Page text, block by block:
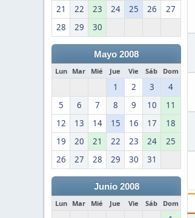
21
22 23 24 25 26
27
28
29 30
Mayo 2008
Lun Mar Mié Jue Vie Sáb Dom
1 2 3
4
5
6 7 8 9 10
11
12
13 14 15 16 17
18
19
20 21 22 23 24
25
26
27 28 29 30 31
Junio 2008
Lun Mar Mié Jue Vie Sáb Dom